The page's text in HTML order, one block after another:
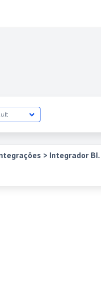
> Integrador BI.